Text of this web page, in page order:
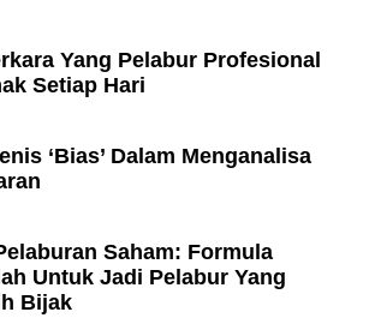
Yang Pelabur Profesional
Setiap Hari
‘Bias’ Dalam Menganalisa
Saham: Formula
Untuk Jadi Pelabur Yang
Bijak